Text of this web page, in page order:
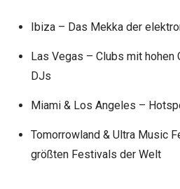
Ibiza – Das Mekka der
Las Vegas – Clubs mit hohen
DJs
Miami & Los Angeles –
Tomorrowland & Ultra Music
größten Festivals der Welt